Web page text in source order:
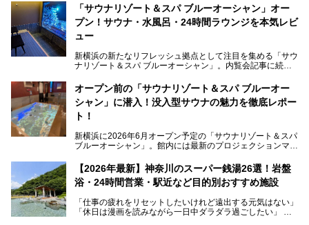
「サウナリゾート＆スパ ブルーオーシャン」オー
プン！サウナ・水風呂・24時間ラウンジを本気レビ
ュー
新横浜の新たなリフレッシュ拠点として注目を集める「サウ
ナリゾート＆スパ ブルーオーシャン」。内覧会記事に続
す。サウナや水風呂の気持ちよさはもちろん、リラックスス
ペースの過ごしやすさまで徹底チェック。新横浜エリアで日
常の疲れをリセットしたい人、ライブやスポーツ観戦遠征組
は必見です。
オープン前の「サウナリゾート＆スパ ブルーオー
シャン」に潜入！没入型サウナの魅力を徹底レポー
ト！
新横浜に2026年6月オープン予定の「サウナリゾート＆スパ
ブルーオーシャン」。館内には最新のプロジェクションマッ
的な“没入感（イマーシブ）”を体験できます。
今回は、そんな大注目の施設に一足先にお邪魔し、その全貌
を見学させていただきました！
【2026年最新】神奈川のスーパー銭湯26選！岩盤
浴・24時間営業・駅近など目的別おすすめ施設
「仕事の疲れをリセットしたいけれど遠出する元気はない」
「休日は漫画を読みながら一日中ダラダラ過ごしたい」